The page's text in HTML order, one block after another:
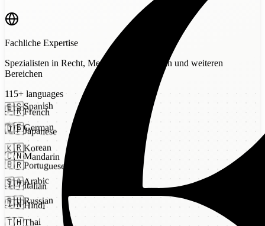
Argilla
Fachliche Expertise
Spezialisten in Recht, Medizin, Finanzwesen und weiteren
Bereichen
115+ languages
🇪🇸Spanish
🇫🇷French
🇩🇪German
🇯🇵Japanese
🇰🇷Korean
🇨🇳Mandarin
🇧🇷Portuguese
🇸🇦Arabic
🇮🇹Italian
🇷🇺Russian
🇮🇳Hindi
🇹🇭Thai